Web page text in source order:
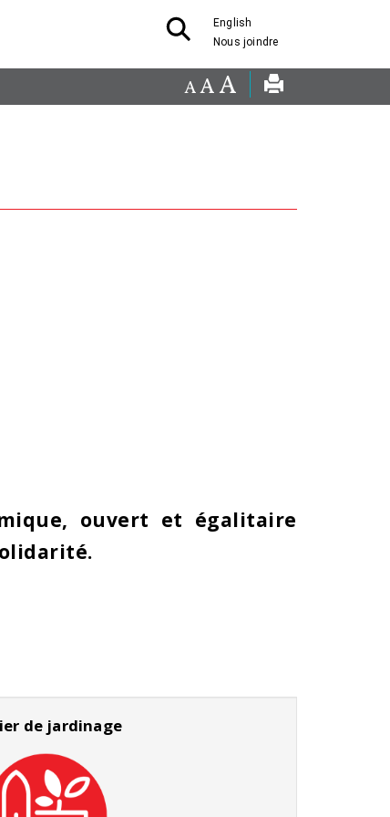
English
Nous joindre
ouvert et égalitaire
de jardinage